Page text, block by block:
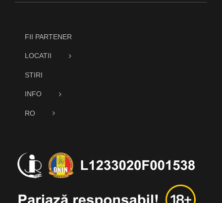
FII PARTENER
LOCATII
STIRI
INFO
RO